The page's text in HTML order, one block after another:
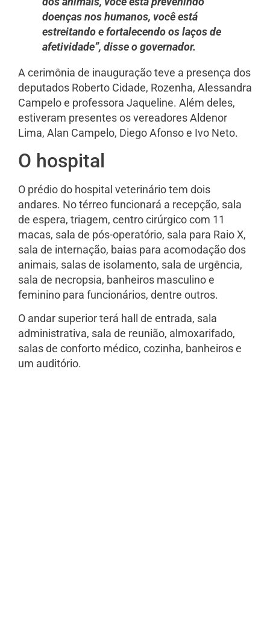
doenças nos humanos, você está
estreitando e fortalecendo os laços de
afetividade”, disse o governador.
A cerimônia de inauguração teve a presença dos
deputados Roberto Cidade, Rozenha, Alessandra
Campelo e professora Jaqueline. Além deles,
estiveram presentes os vereadores Aldenor
Lima, Alan Campelo, Diego Afonso e Ivo Neto.
O hospital
O prédio do hospital veterinário tem dois
andares. No térreo funcionará a recepção, sala
de espera, triagem, centro cirúrgico com 11
macas, sala de pós-operatório, sala para Raio X,
sala de internação, baias para acomodação dos
animais, salas de isolamento, sala de urgência,
sala de necropsia, banheiros masculino e
feminino para funcionários, dentre outros.
O andar superior terá hall de entrada, sala
administrativa, sala de reunião, almoxarifado,
salas de conforto médico, cozinha, banheiros e
um auditório.